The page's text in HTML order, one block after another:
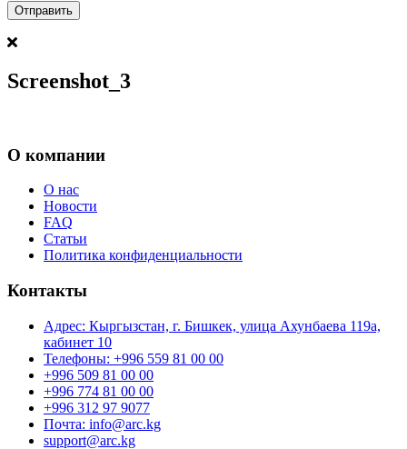
Screenshot_3
О компании
О нас
Новости
FAQ
Статьи
Политика конфиденциальности
Контакты
Адрес: Кыргызстан, г. Бишкек, улица Ахунбаева 119а,
кабинет 10
Телефоны: +996 559 81 00 00
+996 509 81 00 00
+996 774 81 00 00
+996 312 97 9077
Почта: info@arc.kg
support@arc.kg